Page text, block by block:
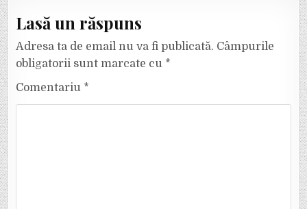
Lasă un răspuns
Adresa ta de email nu va fi publicată. Câmpurile
obligatorii sunt marcate cu *
Comentariu *